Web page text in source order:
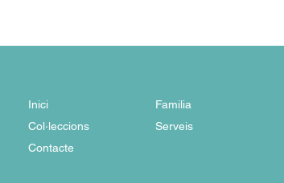
Col·leccions Serveis
Inici
Contacte
Familia